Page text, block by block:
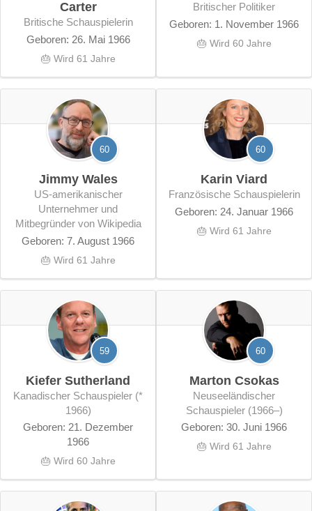
Carter
britische Schauspielerin
Geboren: 26. Mai 1966
🎂 Wird 61 Jahre
britischer Politiker
Geboren: 1. November 1966
🎂 Wird 60 Jahre
60
Jimmy Wales
US-amerikanischer
Unternehmer und
Mitbegründer von Wikipedia
Geboren: 7. August 1966
🎂 Wird 61 Jahre
60
Karin Viard
französische Schauspielerin
Geboren: 24. Januar 1966
🎂 Wird 61 Jahre
59
Kiefer Sutherland
kanadischer Schauspieler (*
1966)
Geboren: 21. Dezember
1966
🎂 Wird 60 Jahre
60
Marton Csokas
neuseeländischer
Schauspieler (1966–)
Geboren: 30. Juni 1966
🎂 Wird 61 Jahre